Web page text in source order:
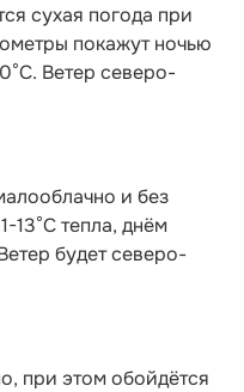
сухая погода при
покажут ночью
Ветер северо-
и без
13°С тепла, днём
будет северо-
при этом обойдётся